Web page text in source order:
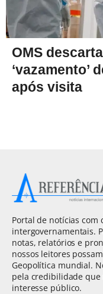
OMS
‘vazamento’
após visita
Portal de notícias com
intergovernamentais.
notas, relatórios e
nossos leitores
Geopolítica mundial.
pela credibilidade
interesse público.